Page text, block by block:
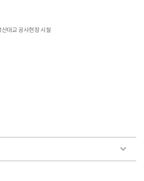
대교 공사현장 시찰